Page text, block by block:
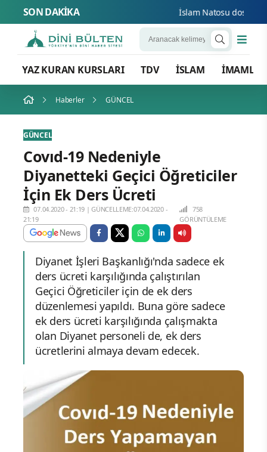
SON DAKİKA İslam Natosu dosta
YAZ KURAN KURSLARI TDV İSLAM İMAMLAR
Haberler GÜNCEL
GÜNCEL
Covıd-19 Nedeniyle
Diyanetteki Geçici Öğreticiler
İçin Ek Ders Ücreti
07.04.2020 - 21:19 |GÜNCELLEME:07.04.2020 -
21:19
758
GÖRÜNTÜLEME
Diyanet İşleri Başkanlığı'nda sadece ek
ders ücreti karşılığında çalıştırılan
Geçici Öğreticiler için de ek ders
düzenlemesi yapıldı. Buna göre sadece
ek ders ücreti karşılığında çalışmakta
olan Diyanet personeli de, ek ders
ücretlerini almaya devam edecek.